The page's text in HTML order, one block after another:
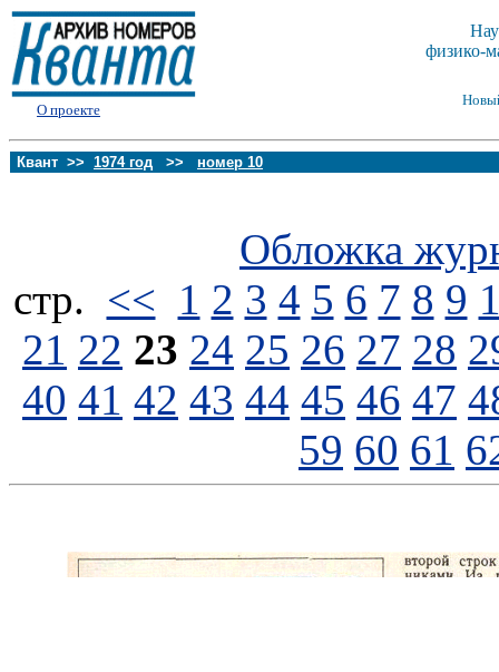
О проекте
физико-
Квант >> 1974 год >> номер 10
Обложка
стp. << 1 2 3 4 5 6 7 8 9
21 22 23 24 25 26 27 28
40 41 42 43 44 45 46 47
59 60 61